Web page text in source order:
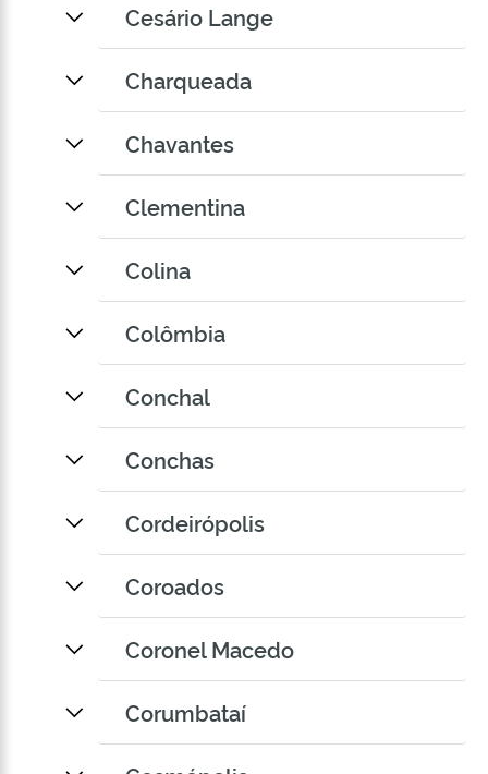
Cesário Lange
Charqueada
Chavantes
Clementina
Colina
Colômbia
Conchal
Conchas
Cordeirópolis
Coroados
Coronel Macedo
Corumbataí